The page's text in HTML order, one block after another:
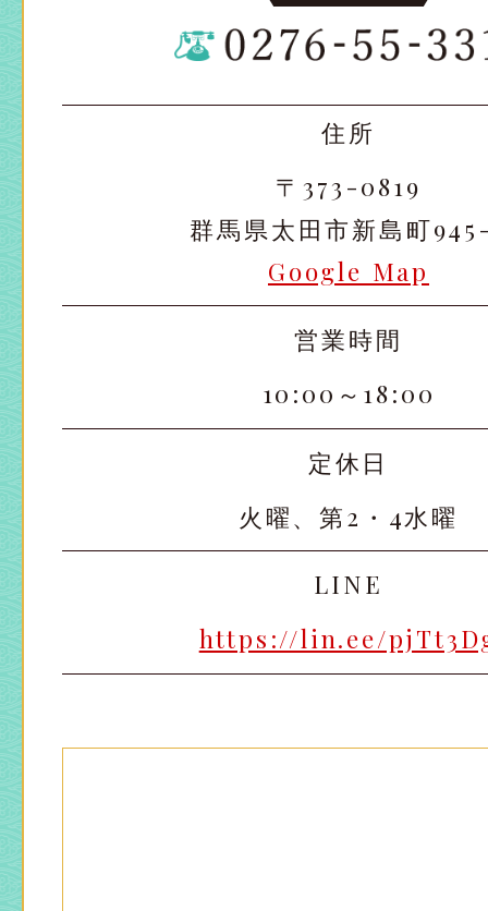
住所
〒373-0819
群馬県太田市新島町
Google Map
営業時間
10:00～18:00
定休日
火曜、第2・4水曜
LINE
https://lin.ee/